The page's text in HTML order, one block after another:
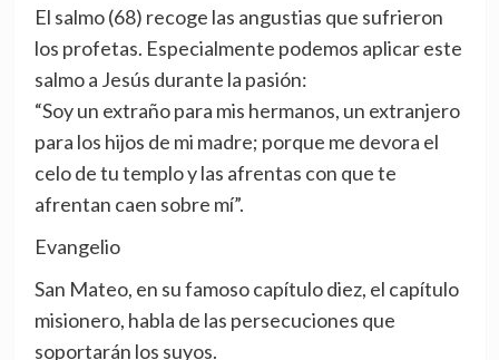
El salmo (68) recoge las angustias que sufrieron
los profetas. Especialmente podemos aplicar este
salmo a Jesús durante la pasión:
“Soy un extraño para mis hermanos, un extranjero
para los hijos de mi madre; porque me devora el
celo de tu templo y las afrentas con que te
afrentan caen sobre mí”.
Evangelio
San Mateo, en su famoso capítulo diez, el capítulo
misionero, habla de las persecuciones que
soportarán los suyos.